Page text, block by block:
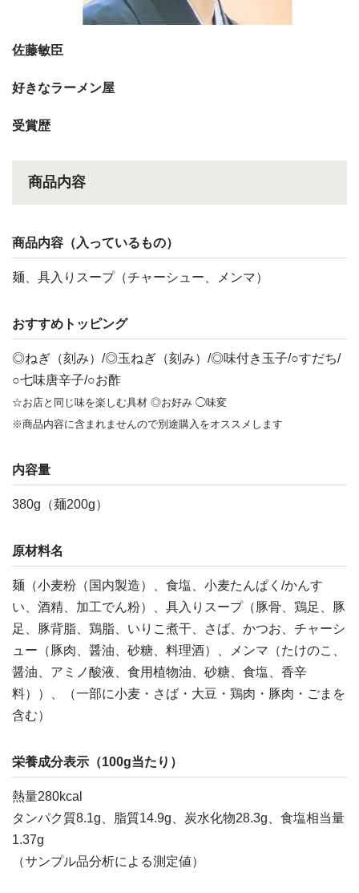
佐藤敏臣
好きなラーメン屋
受賞歴
商品内容
商品内容（入っているもの）
麺、具入りスープ（チャーシュー、メンマ）
おすすめトッピング
◎ねぎ（刻み）/◎玉ねぎ（刻み）/◎味付き玉子/○すだち/
○七味唐辛子/○お酢
☆お店と同じ味を楽しむ具材 ◎お好み ◯味変
※商品内容に含まれませんので別途購入をオススメします
内容量
380g（麺200g）
原材料名
麺（小麦粉（国内製造）、食塩、小麦たんぱく/かんす
い、酒精、加工でん粉）、具入りスープ（豚骨、鶏足、豚
足、豚背脂、鶏脂、いりこ煮干、さば、かつお、チャーシ
ュー（豚肉、醤油、砂糖、料理酒）、メンマ（たけのこ、
醤油、アミノ酸液、食用植物油、砂糖、食塩、香辛
料））、（一部に小麦・さば・大豆・鶏肉・豚肉・ごまを
含む）
栄養成分表示（100g当たり）
熱量280kcal
タンパク質8.1g、脂質14.9g、炭水化物28.3g、食塩相当量
1.37g
（サンプル品分析による測定値）